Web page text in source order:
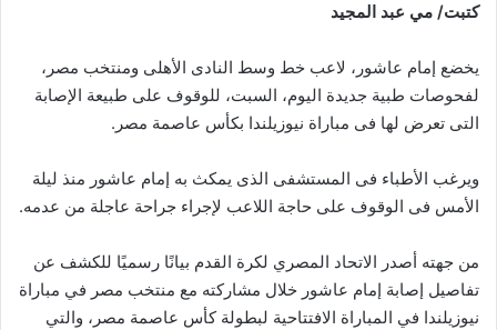
كتبت/ مي عبد المجيد
يخضع إمام عاشور، لاعب خط وسط النادى الأهلى ومنتخب مصر،
لفحوصات طبية جديدة اليوم، السبت، للوقوف على طبيعة الإصابة
التى تعرض لها فى مباراة نيوزيلندا بكأس عاصمة مصر.
ويرغب الأطباء فى المستشفى الذى يمكث به إمام عاشور منذ ليلة
الأمس فى الوقوف على حاجة اللاعب لإجراء جراحة عاجلة من عدمه.
من جهته أصدر الاتحاد المصري لكرة القدم بيانًا رسميًا للكشف عن
تفاصيل إصابة إمام عاشور خلال مشاركته مع منتخب مصر في مباراة
نيوزيلندا في المباراة الافتتاحية لبطولة كأس عاصمة مصر، والتي